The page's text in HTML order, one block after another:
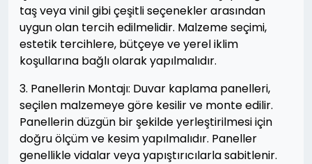
taş veya vinil gibi çeşitli seçenekler arasından
uygun olan tercih edilmelidir. Malzeme seçimi,
estetik tercihlere, bütçeye ve yerel iklim
koşullarına bağlı olarak yapılmalıdır.
3. Panellerin Montajı: Duvar kaplama panelleri,
seçilen malzemeye göre kesilir ve monte edilir.
Panellerin düzgün bir şekilde yerleştirilmesi için
doğru ölçüm ve kesim yapılmalıdır. Paneller
genellikle vidalar veya yapıştırıcılarla sabitlenir.